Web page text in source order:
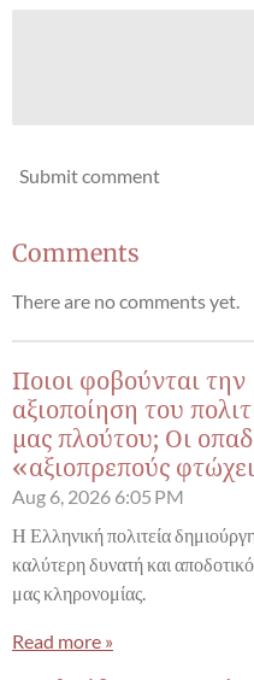
Submit comment
Comments
There are no comments yet.
Ποιοι φοβούνται την
αξιοποίηση του
μας πλούτου; Οι
«αξιοπρεπούς
Aug 6, 2026 6:05 PM
Η Ελληνική πολιτεία
καλύτερη δυνατή και
μας κληρονομίας.
Read more »